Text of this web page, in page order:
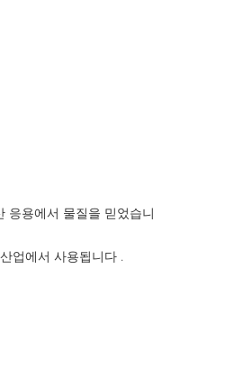
응용에서 물질을 믿었습니
업에서 사용됩니다 .